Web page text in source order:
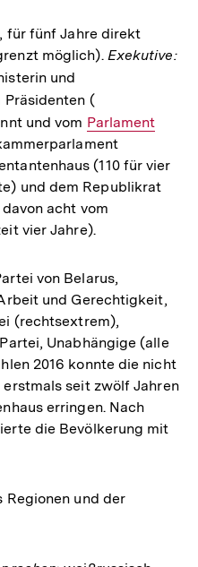
für fünf Jahre direkt
möglich). Exekutive:
und
Link:
Präsidenten (Interner
Link:
und vom Interner
Link:
Parlament
(110 für vier
und dem Republikrat
acht vom
vier Jahre).
von Belarus,
und Gerechtigkeit,
(rechtsextrem),
Unabhängige (alle
2016 konnte die nicht
seit zwölf Jahren
erringen. Nach
die Bevölkerung mit
Regionen und der